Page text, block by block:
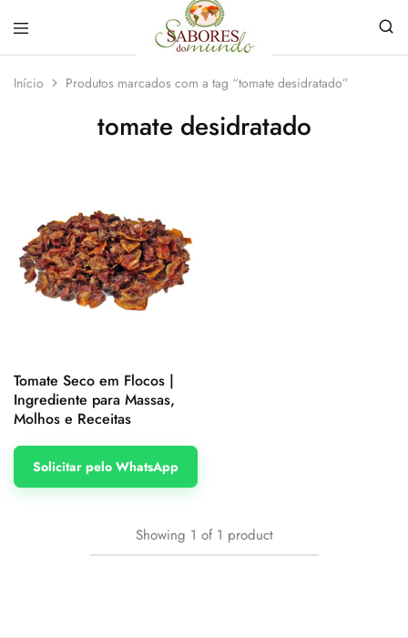
do
Mundo
loja
de
e
Especiarias
Início Produtos marcados com a tag “tomate desidratado”
tomate desidratado
Tomate Seco em Flocos |
Ingrediente para Massas,
Molhos e Receitas
Solicitar pelo WhatsApp
Showing 1 of 1 product